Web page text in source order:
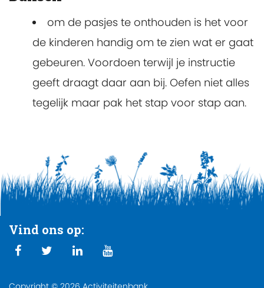
om de pasjes te onthouden is het voor
de kinderen handig om te zien wat er gaat
gebeuren. Voordoen terwijl je instructie
geeft draagt daar aan bij. Oefen niet alles
tegelijk maar pak het stap voor stap aan.
Vind ons op: